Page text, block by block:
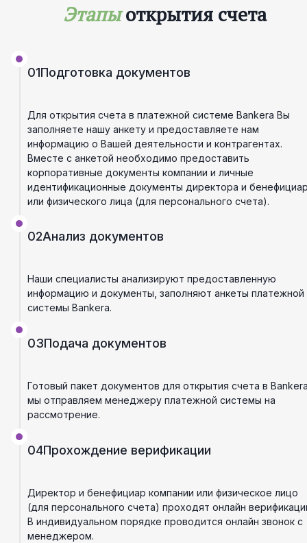
Этапы открытия счета
01Подготовка документов
Для открытия счета в платежной системе Bankera Вы
заполняете нашу анкету и предоставляете нам
информацию о Вашей деятельности и контрагентах.
Вместе с анкетой необходимо предоставить
корпоративные документы компании и личные
идентификационные документы директора и
или физического лица (для персонального счета).
02Анализ документов
Наши специалисты анализируют предоставленную
информацию и документы, заполняют анкеты платежной
системы Bankera.
03Подача документов
Готовый пакет документов для открытия счета в
мы отправляем менеджеру платежной системы на
рассмотрение.
04Прохождение верификации
Директор и бенефициар компании или физическое лицо
(для персонального счета) проходят онлайн
В индивидуальном порядке проводится онлайн звонок с
менеджером.